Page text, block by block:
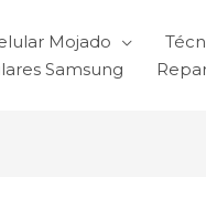
Mojado
Samsung